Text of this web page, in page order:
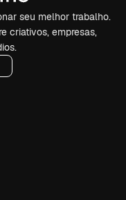
seu melhor trabalho.
criativos, empresas,